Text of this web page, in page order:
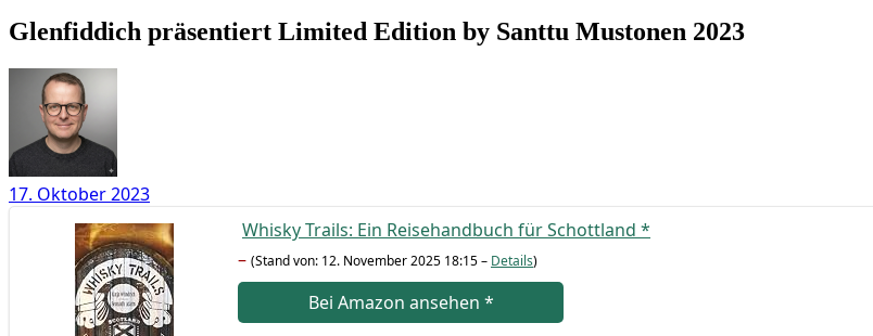
Glenfiddich präsentiert Limited Edition by Santtu Mustonen 2023
17. Oktober 2023
Whis­ky Trails: Ein Rei­se­hand­buch für Schott­land *
– (Stand von: 12. Novem­ber 2025 18:15 – Details)
Bei Ama­zon anse­hen *